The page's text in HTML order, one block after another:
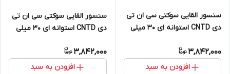
سنسور القایی سوکتی سی ان تی
دی CNTD استوانه ای 30 میلی
NO+NC مدل CJY30S-17NCT
3,842,000
افزودن به سبد
سنسور القایی سوکتی سی ان تی
دی CNTD استوانه ای 30 میلی
NO+NC مدل CJY18S-10PCT
3,842,000
افزودن به سبد